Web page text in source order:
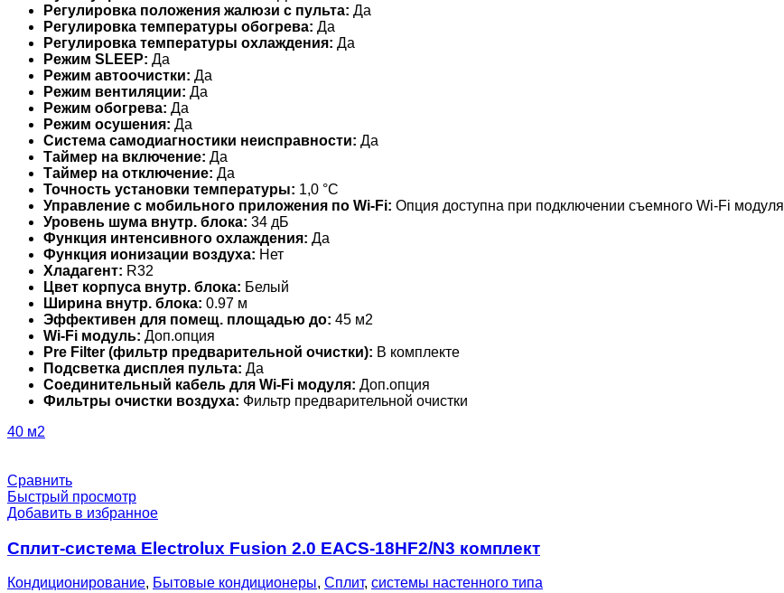
Регулировка положения жалюзи с пульта: Да
Регулировка температуры обогрева: Да
Регулировка температуры охлаждения: Да
Режим SLEEP: Да
Режим автоочистки: Да
Режим вентиляции: Да
Режим обогрева: Да
Режим осушения: Да
Система самодиагностики неисправности: Да
Таймер на включение: Да
Таймер на отключение: Да
Точность установки температуры: 1,0 °С
Управление c мобильного приложения по Wi-Fi: Опция доступна при подключении съемного Wi-Fi модуля
Уровень шума внутр. блока: 34 дБ
Функция интенсивного охлаждения: Да
Функция ионизации воздуха: Нет
Хладагент: R32
Цвет корпуса внутр. блока: Белый
Ширина внутр. блока: 0.97 м
Эффективен для помещ. площадью до: 45 м2
Wi-Fi модуль: Доп.опция
Pre Filter (фильтр предварительной очистки): В комплекте
Подсветка дисплея пульта: Да
Соединительный кабель для Wi-Fi модуля: Доп.опция
Фильтры очистки воздуха: Фильтр предварительной очистки
40 м2
Сравнить
Быстрый просмотр
Добавить в избранное
Сплит-система Electrolux Fusion 2.0 EACS-18HF2/N3 комплект
Кондиционирование, Бытовые кондиционеры, Сплит, системы настенного типа